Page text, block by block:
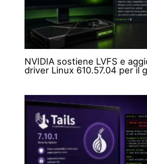
NVIDIA sostiene LVFS e
driver Linux 610.57.04 per il